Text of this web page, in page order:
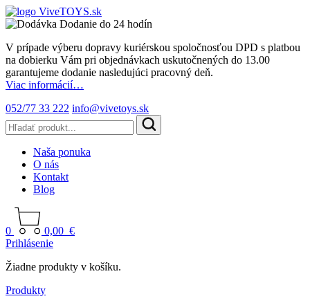
Dodanie do 24 hodín
V prípade výberu dopravy kuriérskou spoločnosťou DPD s platbou
na dobierku Vám pri objednávkach uskutočnených do 13.00
garantujeme dodanie nasledujúci pracovný deň.
Viac informácií…
052/77 33 222 info@vivetoys.sk
Naša ponuka
O nás
Kontakt
Blog
0 0,00 €
Prihlásenie
Žiadne produkty v košíku.
Produkty